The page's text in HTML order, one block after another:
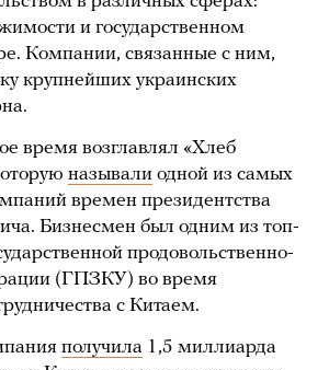
и государственном
Компании, связанные с ним,
крупнейших украинских
время возглавлял «Хлеб
называли одной из самых
времен президентства
Бизнесмен был одним из топ-
продовольственно-
(ГПЗКУ) во время
с Китаем.
получила 1,5 миллиарда